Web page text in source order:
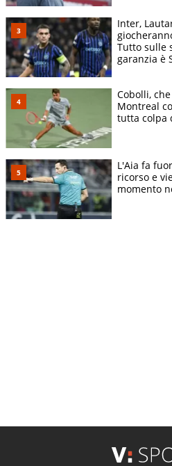
Inter,
Tutto sulle
garanzia è
Cobolli,
Montreal
tutta colpa
L'Aia fa
ricorso e
momento